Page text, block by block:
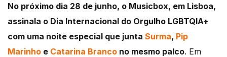
No próximo dia 28 de junho, o Musicbox, em Lisboa,
assinala o Dia Internacional do Orgulho LGBTQIA+
com uma noite especial que junta Surma, Pip
Marinho e Catarina Branco no mesmo palco. Em